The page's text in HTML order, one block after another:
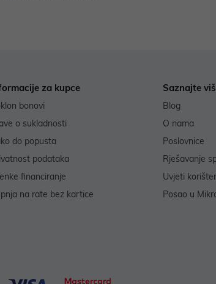
za kupce
bonovi
o sukladnosti
do popusta
podataka
financiranje
na rate bez kartice
Saznajte
Blog
O nama
Poslovnice
Rješavanje
Uvjeti
Posao u